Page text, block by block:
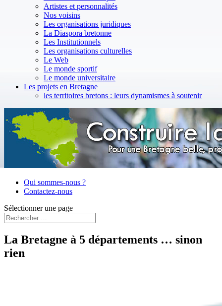
Artistes et personnalités
Nos voisins
Les organisations juridiques
La Diaspora bretonne
Les Institutionnels
Les organisations culturelles
Le Web
Le monde sportif
Le monde universitaire
Les projets en Bretagne
les territoires bretons : leurs dynamismes à soutenir
Qui sommes-nous ?
Contactez-nous
Sélectionner une page
La Bretagne à 5 départements … sinon
rien